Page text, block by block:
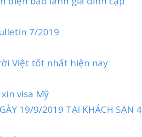
7/2019
Việt tốt nhất hiện nay
visa Mỹ
19/9/2019 TẠI KHÁCH SẠN 4